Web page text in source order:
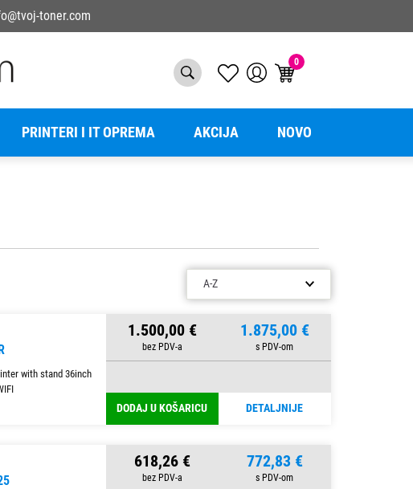
toner.com
0
PRINTERI I IT OPREMA AKCIJA NOVO
with stand 36inch
1.500,00 € 1.875,00 €
DODAJ U KOŠARICU DETALJNIJE
618,26 € 772,83 €